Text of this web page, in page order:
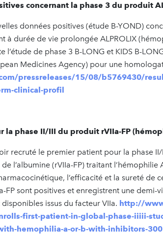
concernant la phase 3 du produit
données positives (étude B-YOND)
à durée de vie prolongée ALPROLIX
l’étude de phase 3 B-LONG et KIDS B-
Medicines Agency) pour une
pressreleases/15/08/b5769430/
clinical-profil
la phase II/III du produit rVIIa-FP
recruté le premier patient pour la phase
l’albumine (rVIIa-FP) traitant
l’efficacité et la sureté de
FP sont positives et enregistrent une demi-
issus du facteur VIIa. http://
first-patient-in-global-phase-iiiii-
hemophilia-a-or-b-with-inhibitors-